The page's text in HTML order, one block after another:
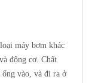
máy bơm khác
động cơ. Chất
ống vào, và đi ra ở